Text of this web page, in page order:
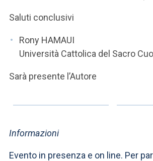
Saluti conclusivi
Rony HAMAUI
Università Cattolica del Sacro
Sarà presente l’Autore
Informazioni
Evento in presenza e on line. Per